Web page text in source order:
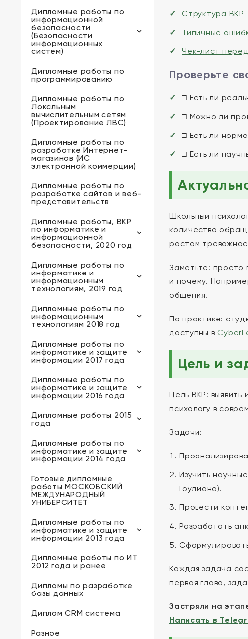
Дипломные работы по
информационной
безопасности
(Безопасности
информационных
систем)
Дипломные работы по
программированию
Дипломные работы по
Локальным
вычислительным сетям
(Проектирование ЛВС)
Дипломные работы по
разработке Интернет-
магазинов (ИС
электронной коммерции)
Дипломные работы по
разработке сайтов и веб-
представительств
Дипломные работы, ВКР
по информатике и
информационной
безопасности, 2020 год
Дипломные работы по
информатике и
информационным
технологиям, 2019 год
Дипломные работы по
информационным
технологиям 2018 год
Дипломные работы по
информатике и защите
информации 2017 года
Дипломные работы по
информатике и защите
информации 2016 года
Дипломные работы 2015
года
Дипломные работы по
информатике и защите
информации 2014 года
Готовые дипломные
работы МОСКОВСКИЙ
МЕЖДУНАРОДНЫЙ
УНИВЕРСИТЕТ
Дипломные работы по
информатике и защите
информации 2013 года
Дипломные работы по ИТ
2012 года и ранее
Дипломы по разработке
базы данных
Диплом CRM система
Разное
Структура ВКР
Типичные
Чек-лист
Проверьте
□ Есть ли
□ Можно ли
□ Есть ли
□ Есть ли
Школьный
количество
ростом
Заметьте: просто
и почему.
общения.
По практике:
доступны в
Цель и
Цель ВКР:
психологу в
Задачи:
Изучить
Гоулмана).
Провести
Разработать
Каждая задача
первая глава,
Застряли на
Написать в